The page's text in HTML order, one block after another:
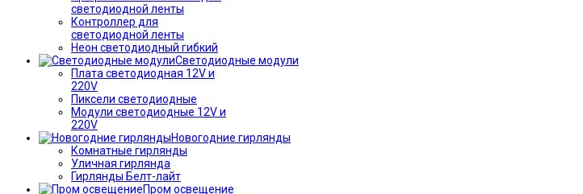
светодиодной ленты
Контроллер для
светодиодной ленты
Неон светодиодный гибкий
Светодиодные модули
Плата светодиодная 12V и
220V
Пиксели светодиодные
Модули светодиодные 12V и
220V
Новогодние гирлянды
Комнатные гирлянды
Уличная гирлянда
Гирлянды Белт-лайт
Пром освещение